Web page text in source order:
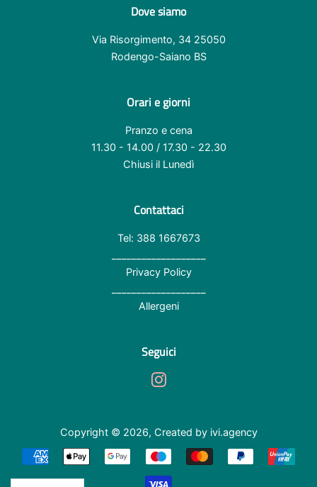
Dove siamo
Via Risorgimento, 34 25050
Rodengo-Saiano BS
Orari e giorni
Pranzo e cena
11.30 - 14.00 / 17.30 - 22.30
Chiusi il Lunedì
Contattaci
Tel: 388 1667673
Privacy Policy
Allergeni
Seguici
Copyright © 2026, Created by ivi.agency
Modalità
di